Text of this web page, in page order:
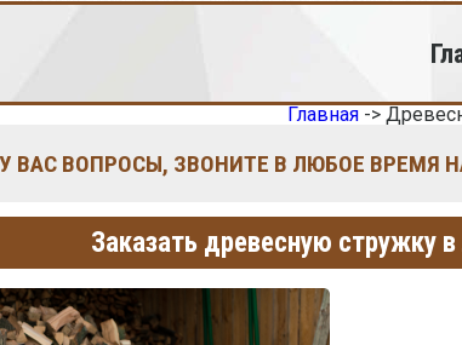
Главная ->
ВАС ВОПРОСЫ, ЗВОНИТЕ В ЛЮБОЕ ВРЕМЯ
Заказать древесную стружку